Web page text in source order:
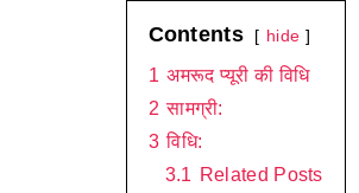
Contents hide
1 अमरूद प्यूरी की विधि
2 सामग्री:
3 विधि:
3.1
Related Posts